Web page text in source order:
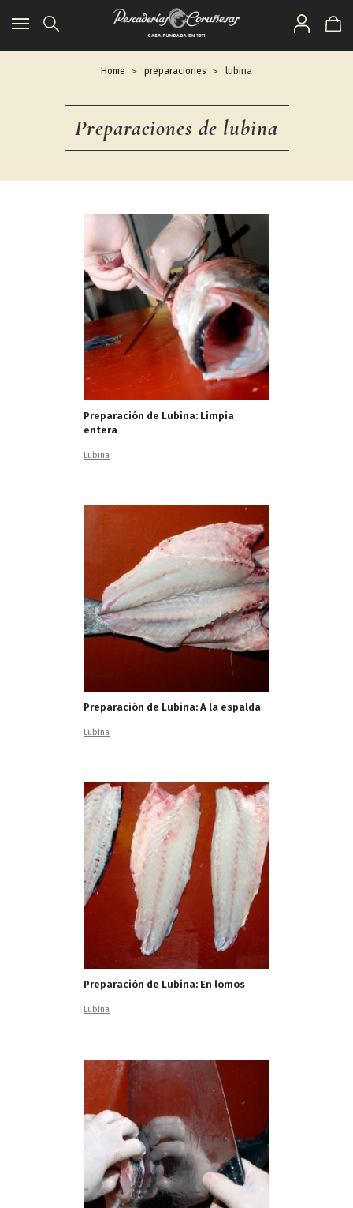
Toggle
Home preparaciones lubina
Preparaciones de lubina
Preparación de Lubina: Limpia
entera
Lubina
Preparación de Lubina: A la espalda
Lubina
Preparación de Lubina: En lomos
Lubina